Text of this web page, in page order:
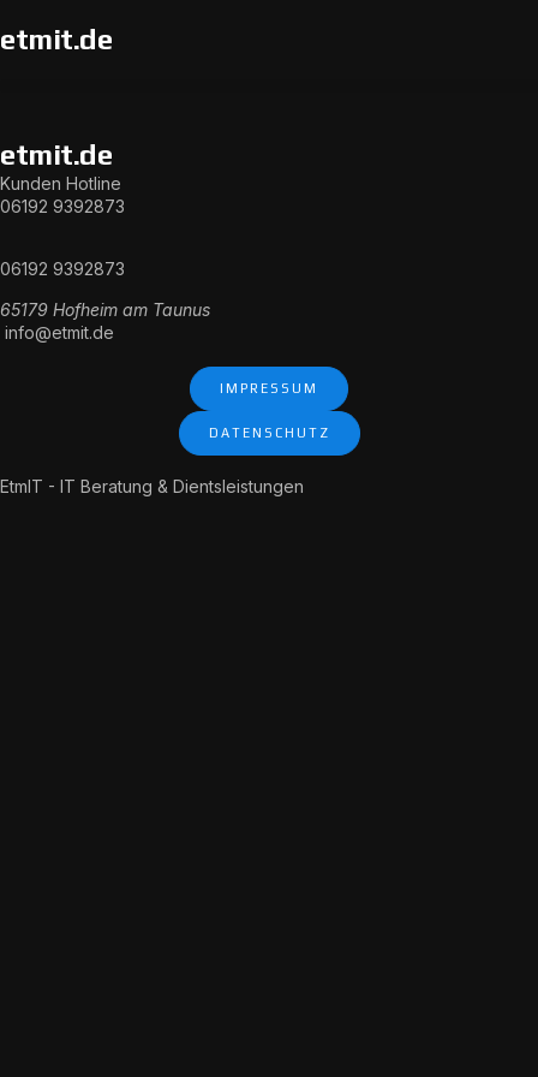
etmit.de
etmit.de
Kunden Hotline
06192 9392873
06192 9392873
65179 Hofheim am Taunus
info@etmit.de
IMPRESSUM
DATENSCHUTZ
EtmIT - IT Beratung & Dientsleistungen